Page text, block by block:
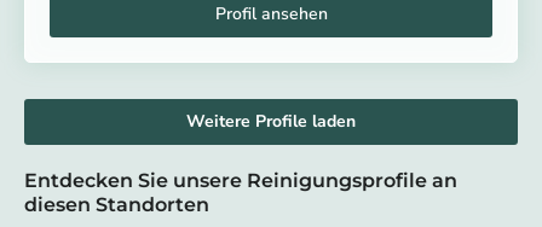
Weitere Profile laden
Entdecken Sie unsere Reinigungsprofile an
diesen Standorten